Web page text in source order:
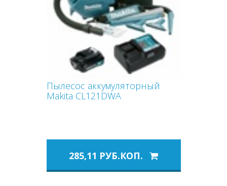
Пылесос аккумуляторный
Makita CL121DWA
285,11 РУБ.КОП.